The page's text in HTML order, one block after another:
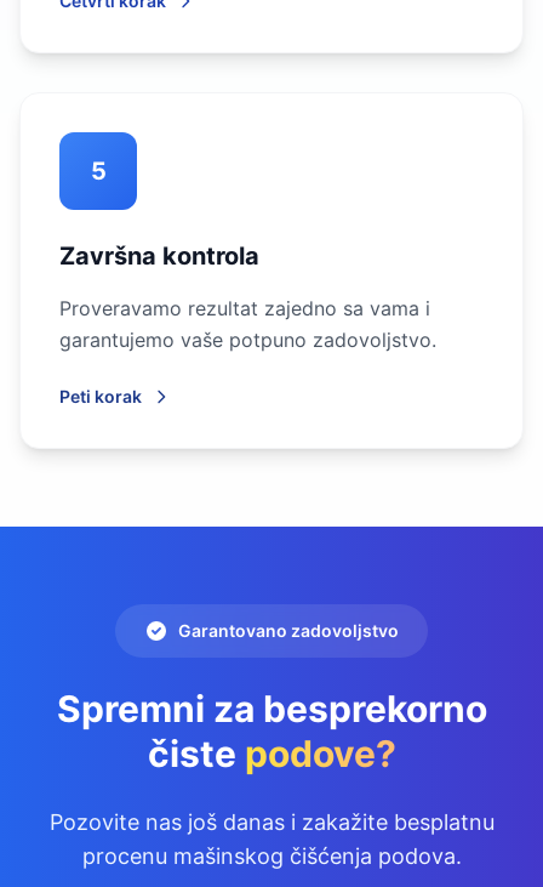
5
Završna kontrola
Proveravamo rezultat zajedno sa vama i
garantujemo vaše potpuno zadovoljstvo.
Peti korak
Garantovano zadovoljstvo
Spremni za besprekorno
čiste podove?
Pozovite nas još danas i zakažite besplatnu
procenu mašinskog čišćenja podova.